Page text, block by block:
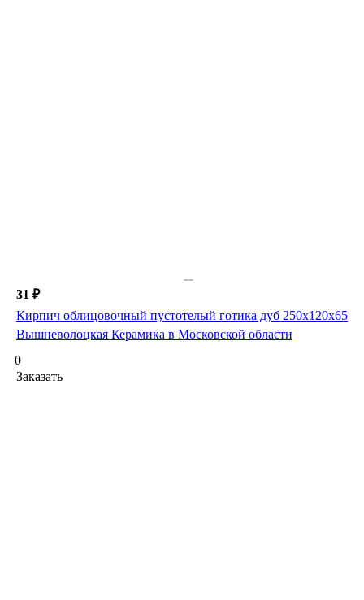
31 ₽
Кирпич облицовочный пустотелый готика дуб 250х120х65
Вышневолоцкая Керамика в Московской области
0
Заказать